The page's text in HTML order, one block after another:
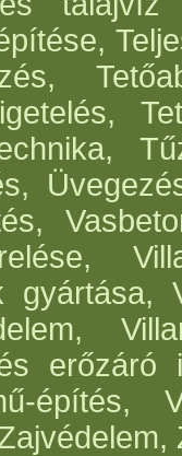
gyártása,
erőzáró
építés,